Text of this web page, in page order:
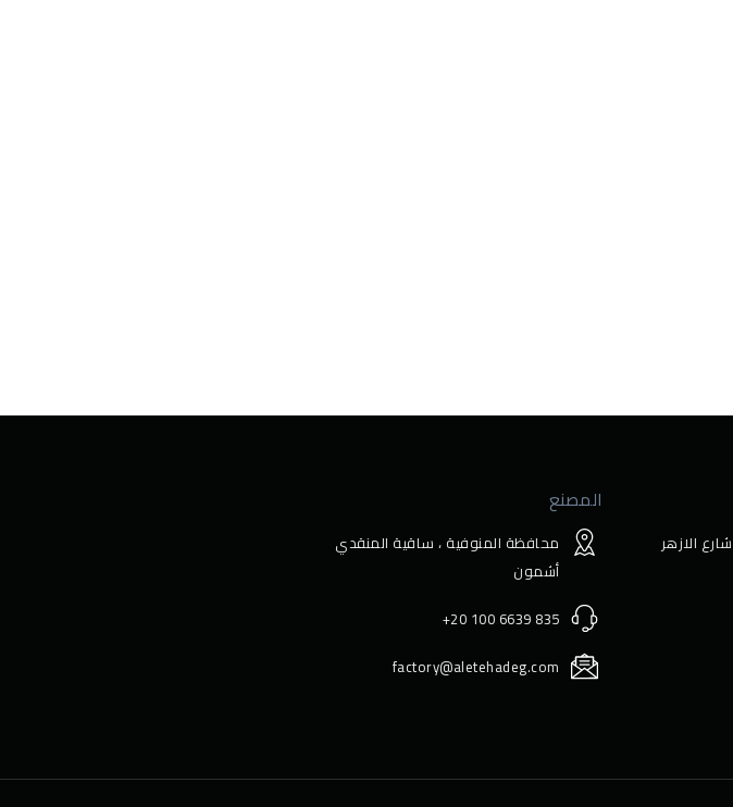
محافظة القاهرة ، 127 ﺷﺎرع اﻻزﻫﺮ
المصنع
محافظة المنوفية ، ﺳﺎﻗﯿﺔ اﻟﻤﻨﻘﺪي
أﺷﻤﻮن
+20 100 6639 835
factory@aletehadeg.com